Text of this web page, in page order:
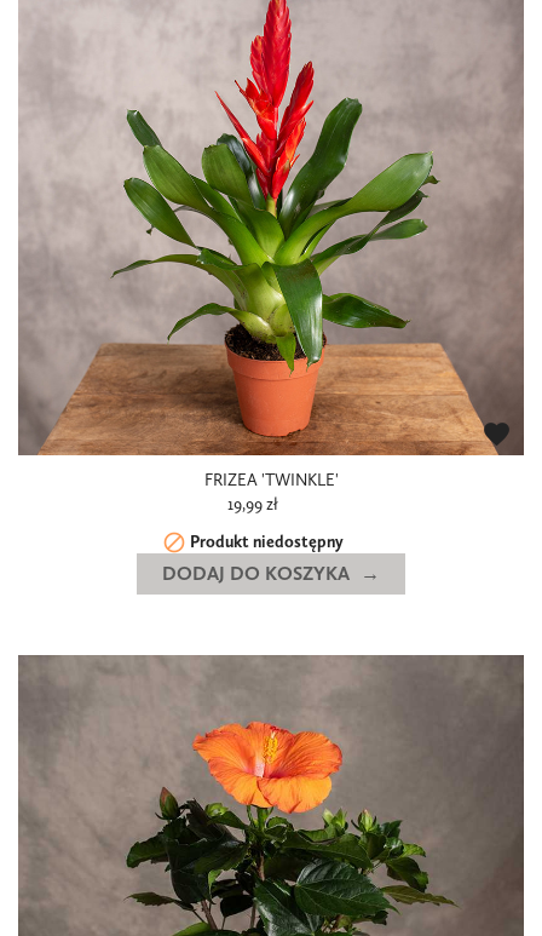
FRIZEA 'TWINKLE'
19,99 zł
 Produkt niedostępny
favorite
DODAJ DO KOSZYKA